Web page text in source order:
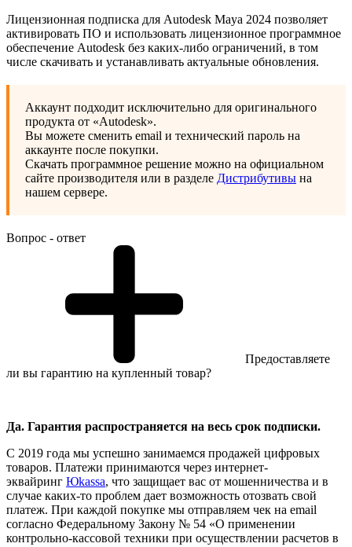
Лицензионная подписка для Autodesk Maya 2024 позволяет
активировать ПО и использовать лицензионное программное
обеспечение Autodesk без каких-либо ограничений, в том
числе скачивать и устанавливать актуальные обновления.
Аккаунт подходит исключительно для оригинального
продукта от «Autodesk».
Вы можете сменить email и технический пароль на
аккаунте после покупки.
Скачать программное решение можно на официальном
сайте производителя или в разделе Дистрибутивы на
нашем сервере.
Вопрос - ответ
Предоставляете
ли вы гарантию на купленный товар?
Да. Гарантия распространяется на весь срок подписки.
С 2019 года мы успешно занимаемся продажей цифровых
товаров. Платежи принимаются через интернет-
эквайринг Юkassa, что защищает вас от мошенничества и в
случае каких-то проблем дает возможность отозвать свой
платеж. При каждой покупке мы отправляем чек на email
согласно Федеральному Закону № 54 «О применении
контрольно-кассовой техники при осуществлении расчетов в